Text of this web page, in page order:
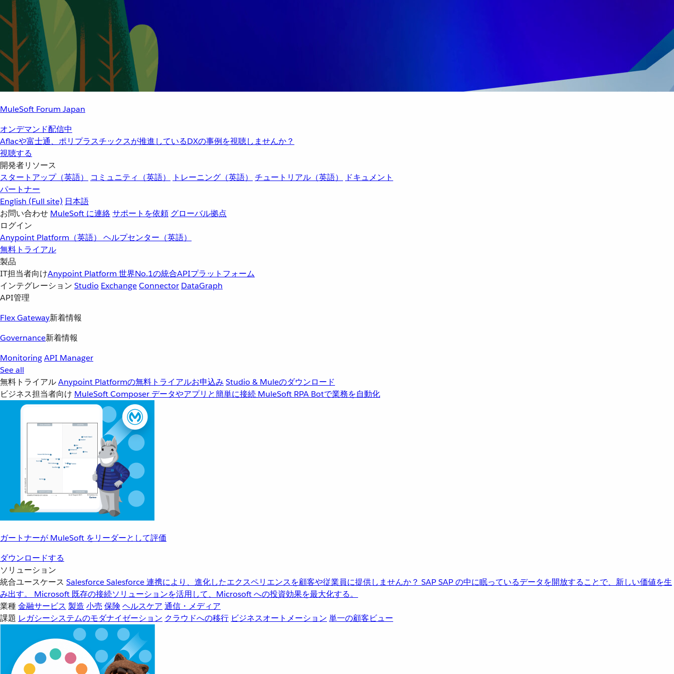
MuleSoft Forum Japan
オンデマンド配信中
Aflacや富士通、ポリプラスチックスが推進しているDXの事例を視聴しませんか？
視聴する
開発者リソース
スタートアップ（英語）
コミュニティ（英語） トレーニング（英語） チュートリアル（英語）
ドキュメント
パートナー
English (Full site) 日本語
お問い合わせ MuleSoft に連絡サポートを依頼 グローバル拠点
ログイン
Anypoint Platform（英語） ヘルプセンター（英語）
無料トライアル
製品
IT担当者向けAnypoint Platform 世界No.1の統合APIプラットフォーム
インテグレーション Studio ExchangeConnector DataGraph
API管理
Flex Gateway新着情報
Governance新着情報
MonitoringAPI Manager
See all
無料トライアルAnypoint Platformの無料トライアルお申込み Studio & Muleのダウンロード
ビジネス担当者向け MuleSoft Composer データやアプリと簡単に接続 MuleSoft RPA Botで業務を自動化
ガートナーが MuleSoft をリーダーとして評価
ダウンロードする
ソリューション
統合ユースケース SalesforceSalesforce 連携により、進化したエクスペリエンスを顧客や従業員に提供しませんか？ SAPSAP の中に眠っているデータを開放することで、新しい価値を生
み出す。
Microsoft 既存の接続ソリューションを活用して、Microsoft への投資効果を最大化する。
業種金融サービス 製造 小売 保険 ヘルスケア 通信・メディア
課題 レガシーシステムのモダナイゼーション クラウドへの移行 ビジネスオートメーション 単一の顧客ビュー